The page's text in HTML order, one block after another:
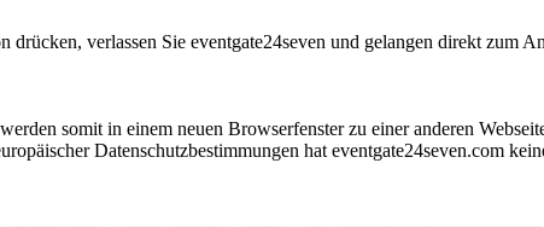
verlassen Sie eventgate24seven und gelangen direkt zum
somit in einem neuen Browserfenster zu einer anderen
Datenschutzbestimmungen hat eventgate24seven.com